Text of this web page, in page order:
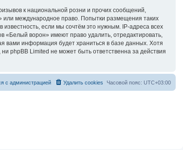
к национальной розни и прочих сообщений,
или международное право. Попытки размещения таких
если мы сочтём это нужным. IP-адреса всех
ворон» имеют право удалить, отредактировать,
вами информация будет храниться в базе данных. Хотя
phpBB Limited не может быть ответственна за действия
Часовой пояс: UTC+03:00
Удалить cookies
с администрацией